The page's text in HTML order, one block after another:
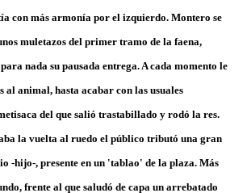
con más armonía por el izquierdo. Montero se
muletazos del primer tramo de la faena,
nada su pausada entrega. A cada momento le
al animal, hasta acabar con las usuales
del que salió trastabillado y rodó la res.
la vuelta al ruedo el público tributó una gran
-hijo-, presente en un 'tablao' de la plaza. Más
frente al que saludó de capa un arrebatado